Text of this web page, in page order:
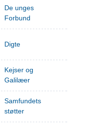
De unges
Forbund
Digte
Kejser og
Galilæer
Samfundets
støtter